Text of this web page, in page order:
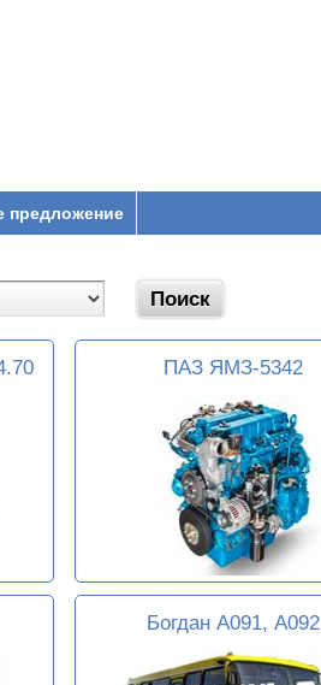
предложение
ПАЗ ЯМЗ-5342
Богдан А091, А092